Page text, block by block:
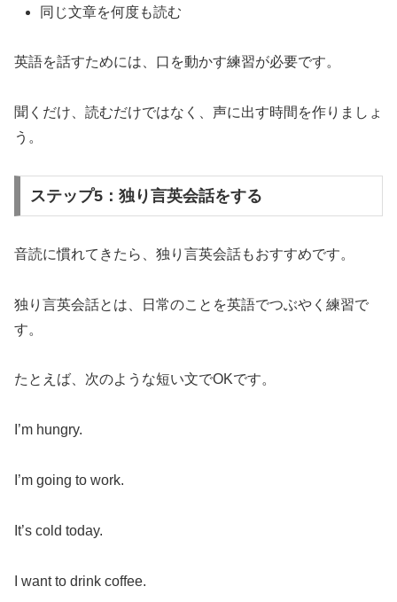
同じ文章を何度も読む
英語を話すためには、口を動かす練習が必要です。
聞くだけ、読むだけではなく、声に出す時間を作りましょ
う。
ステップ5：独り言英会話をする
音読に慣れてきたら、独り言英会話もおすすめです。
独り言英会話とは、日常のことを英語でつぶやく練習で
す。
たとえば、次のような短い文でOKです。
I’m hungry.
I’m going to work.
It’s cold today.
I want to drink coffee.